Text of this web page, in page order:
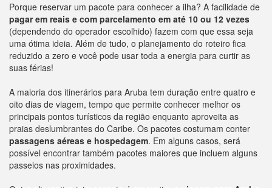
Porque reservar um pacote para conhecer a ilha? A facilidade de
pagar em reais e com parcelamento em até 10 ou 12 vezes
(dependendo do operador escolhido) fazem com que essa seja
uma ótima ideia. Além de tudo, o planejamento do roteiro fica
reduzido a zero e você pode usar toda a energia para curtir as
suas férias!
A maioria dos itinerários para Aruba tem duração entre quatro e
oito dias de viagem, tempo que permite conhecer melhor os
principais pontos turísticos da região enquanto aproveita as
praias deslumbrantes do Caribe. Os pacotes costumam conter
passagens aéreas e hospedagem. Em alguns casos, será
possível encontrar também pacotes maiores que incluem alguns
passeios nas proximidades.